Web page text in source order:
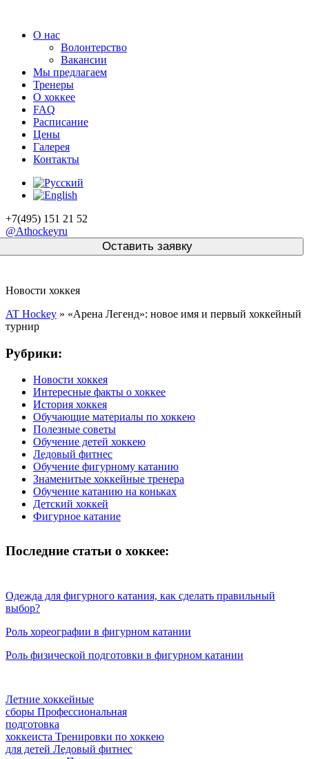
О нас
Волонтерство
Вакансии
Мы предлагаем
Тренеры
О хоккее
FAQ
Расписание
Цены
Галерея
Контакты
+7(495) 151 21 52
@Athockeyru
Новости хоккея
AT Hockey » «Арена Легенд»: новое имя и первый хоккейный
турнир
Рубрики:
Новости хоккея
Интересные факты о хоккее
История хоккея
Обучающие материалы по хоккею
Полезные советы
Обучение детей хоккею
Ледовый фитнес
Обучение фигурному катанию
Знаменитые хоккейные тренера
Обучение катанию на коньках
Детский хоккей
Фигурное катание
Последние статьи о хоккее:
Одежда для фигурного катания, как сделать правильный
выбор?
Роль хореографии в фигурном катании
Роль физической подготовки в фигурном катании
Летние хоккейные
сборы Профессиональная
подготовка
хоккеиста Тренировки по хоккею
для детей Ледовый фитнес